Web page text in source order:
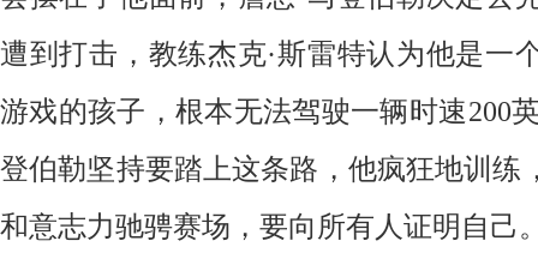
遭到打击，教练杰克·斯雷特认为他是一
游戏的孩子，根本无法驾驶一辆时速200
登伯勒坚持要踏上这条路，他疯狂地训练
和意志力驰骋赛场，要向所有人证明自己